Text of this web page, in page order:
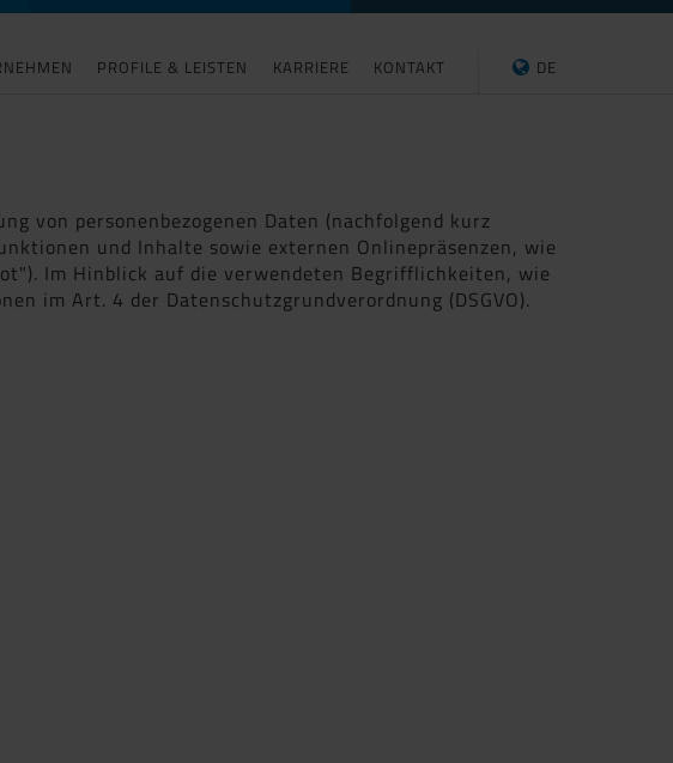
PROFILE & LEISTEN KARRIERE KONTAKT DE
von personenbezogenen Daten (nachfolgend kurz
und Inhalte sowie externen Onlinepräsenzen, wie
Im Hinblick auf die verwendeten Begrifflichkeiten, wie
im Art. 4 der Datenschutzgrundverordnung (DSGVO).